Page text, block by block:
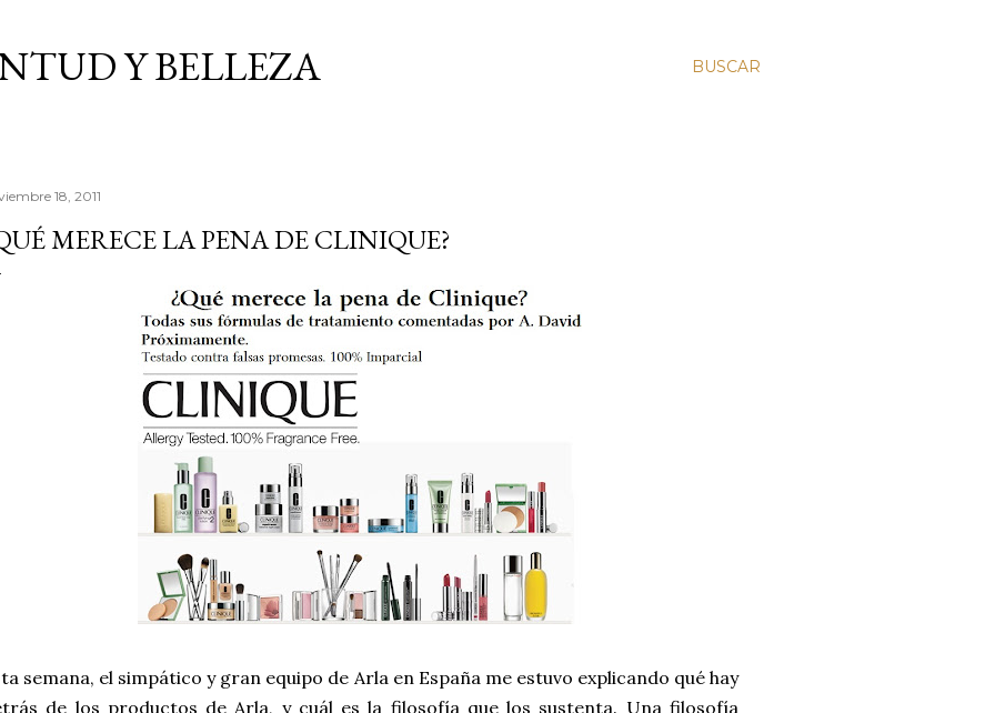
BUSCAR
Y BELLEZA
18, 2011
MERECE LA PENA DE CLINIQUE?
semana, el simpático y gran equipo de Arla en España me estuvo explicando qué hay
de los productos de Arla, y cuál es la filosofía que los sustenta. Una filosofía